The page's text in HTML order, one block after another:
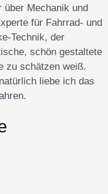
über Mechanik und
für Fahrrad- und
Technik, der
schön gestaltete
zu schätzen weiß.
liebe ich das